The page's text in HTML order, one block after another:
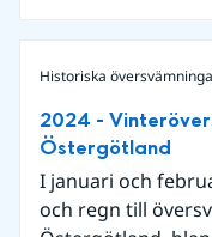
Historiska
2024 -
Östergötland
I januari och
och regn till